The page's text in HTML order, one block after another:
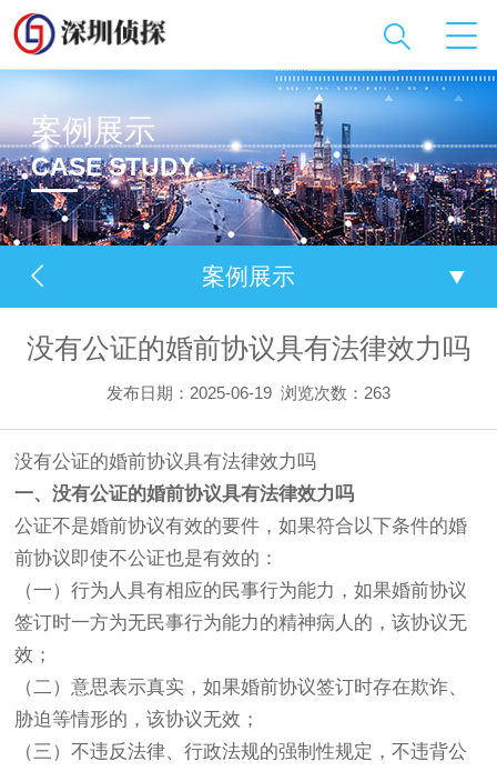
案例展示
CASE STUDY
案例展示
没有公证的婚前协议具有法律效力吗
发布日期：2025-06-19 浏览次数：263
没有公证的婚前协议具有法律效力吗
一、没有公证的婚前协议具有法律效力吗
公证不是婚前协议有效的要件，如果符合以下条件的婚
前协议即使不公证也是有效的：
（一）行为人具有相应的民事行为能力，如果婚前协议
签订时一方为无民事行为能力的精神病人的，该协议无
效；
（二）意思表示真实，如果婚前协议签订时存在欺诈、
胁迫等情形的，该协议无效；
（三）不违反法律、行政法规的强制性规定，不违背公